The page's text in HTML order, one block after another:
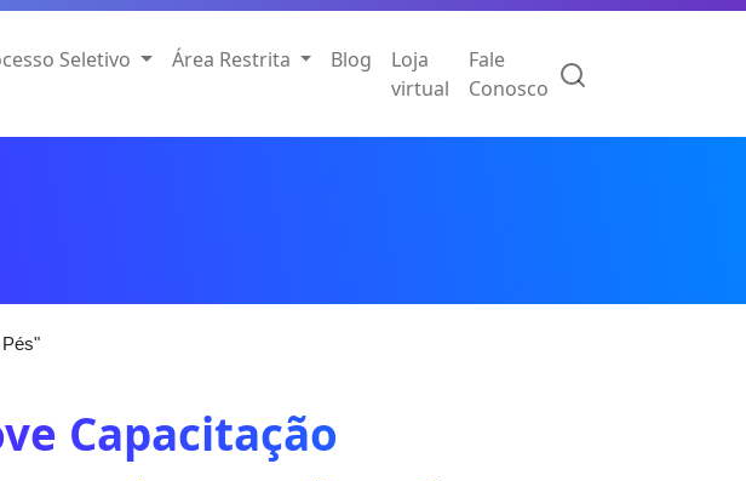
Seletivo Área Restrita Blog
Loja
virtual
Fale
Conosco
Capacitação